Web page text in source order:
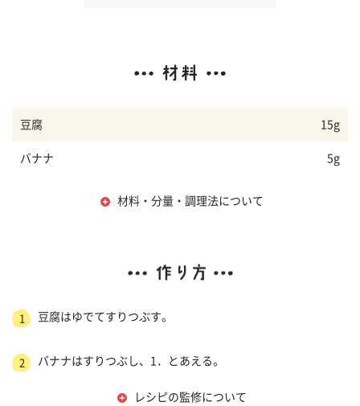
豆腐 15g
バナナ 5g
材料・分量・調理法について
1 豆腐はゆでてすりつぶす。
2 バナナはすりつぶし、1．とあえる。
レシピの監修について